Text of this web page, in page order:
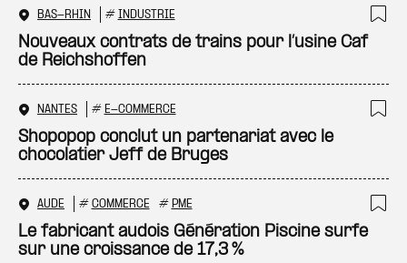
BAS-RHIN # INDUSTRIE
Nouveaux contrats de trains pour l’usine Caf
de Reichshoffen
NANTES # E-COMMERCE
Shopopop conclut un partenariat avec le
chocolatier Jeff de Bruges
AUDE # COMMERCE # PME
Le fabricant audois Génération Piscine surfe
sur une croissance de 17,3 %